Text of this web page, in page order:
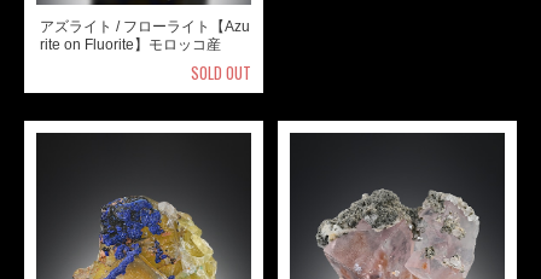
アズライト / フローライト【Azu
rite on Fluorite】モロッコ産
SOLD OUT